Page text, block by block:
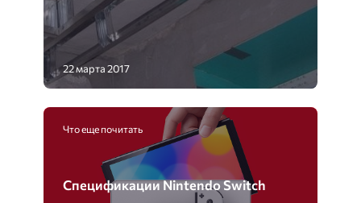
22 марта 2017
Что еще почитать
Спецификации Nintendo Switch